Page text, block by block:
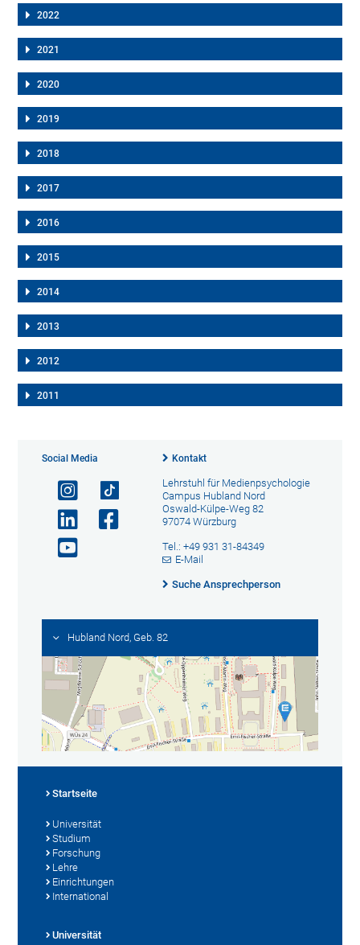
2022
2021
2020
2019
2018
2017
2016
2015
2014
2013
2012
2011
Social Media Kontakt
Lehrstuhl für Medienpsychologie
Campus Hubland Nord
Oswald-Külpe-Weg 82
97074 Würzburg
Tel.: +49 931 31-84349
E-Mail
Suche Ansprechperson
Hubland Nord, Geb. 82
Startseite
Universität
Studium
Forschung
Lehre
Einrichtungen
International
Universität